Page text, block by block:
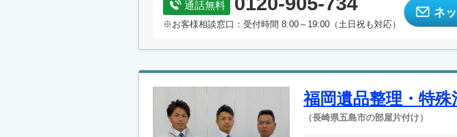
通話無料
※お客様相談窓口：受付時間 8:00～19:00（土日祝も対応）
ネ
福岡遺品整理・特
（長崎県五島市の部屋片付け）